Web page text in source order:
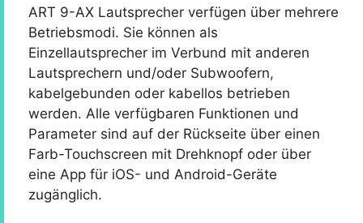
ART 9-AX Lautsprecher verfügen über mehrere
Betriebsmodi. Sie können als
Einzellautsprecher im Verbund mit anderen
Lautsprechern und/oder Subwoofern,
kabelgebunden oder kabellos betrieben
werden. Alle verfügbaren Funktionen und
Parameter sind auf der Rückseite über einen
Farb-Touchscreen mit Drehknopf oder über
eine App für iOS- und Android-Geräte
zugänglich.